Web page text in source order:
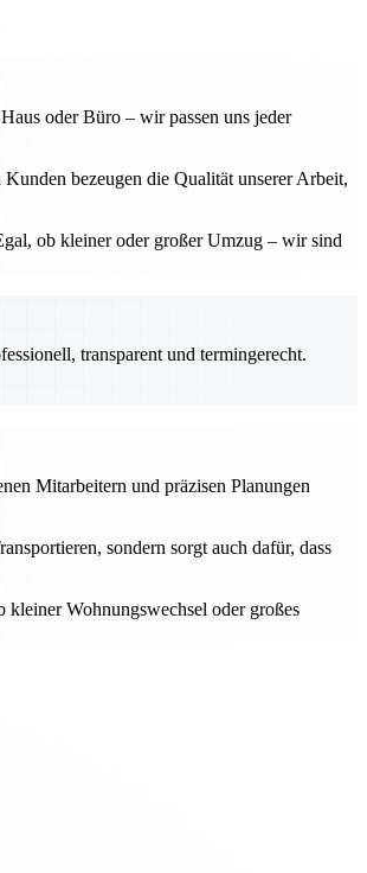
oder Büro – wir passen uns jeder
bezeugen die Qualität unserer Arbeit,
ob kleiner oder großer Umzug – wir sind
transparent und termingerecht.
Mitarbeitern und präzisen Planungen
sondern sorgt auch dafür, dass
Wohnungswechsel oder großes